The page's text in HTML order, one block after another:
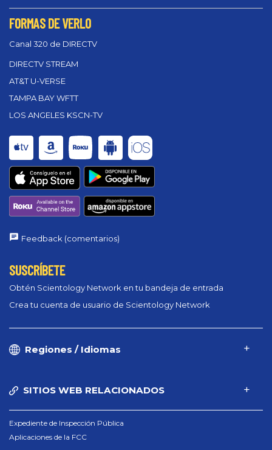
FORMAS DE VERLO
Canal 320 de DIRECTV
DIRECTV STREAM
AT&T U-VERSE
TAMPA BAY WFTT
LOS ANGELES KSCN-TV
Feedback (comentarios)
SUSCRÍBETE
Obtén Scientology Network en tu bandeja de entrada
Crea tu cuenta de usuario de Scientology Network
Regiones / Idiomas
SITIOS WEB RELACIONADOS
Expediente de Inspección Pública
Aplicaciones de la FCC